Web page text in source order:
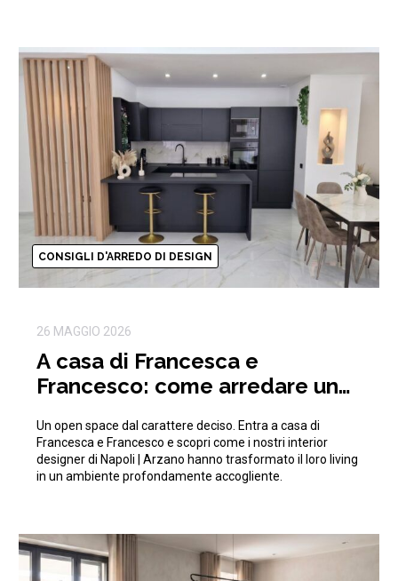
CONSIGLI D'ARREDO DI DESIGN
26 MAGGIO 2026
A casa di Francesca e
Francesco: come arredare un
tendenza
Un open space dal carattere deciso. Entra a casa di
Francesca e Francesco e scopri come i nostri interior
designer di Napoli | Arzano hanno trasformato il loro living
in un ambiente profondamente accogliente.